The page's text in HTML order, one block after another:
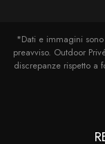
*Dati e immagini
preavviso. Outdoor
discrepanze rispetto a